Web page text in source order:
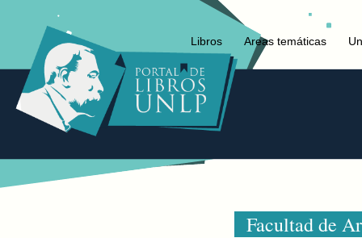
Libros Areas temáticas
Facultad de